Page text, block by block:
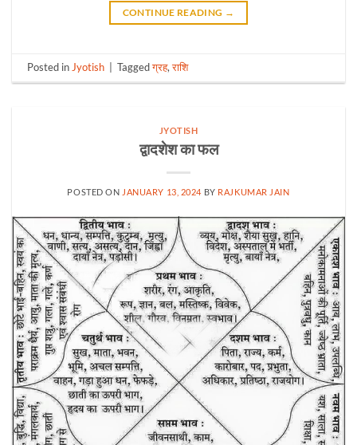
CONTINUE READING →
Posted inJyotish Taggedग्रह,राशि
JYOTISH
द्वादशेश का फल
POSTED ON JANUARY 13, 2024 BY RAJKUMAR JAIN